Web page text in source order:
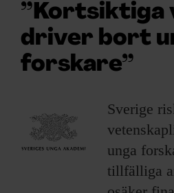
NYHETSBREV
ÄMNEN
LYSSNA/PODD
EVENEMANG & RESOR
”Kortsiktiga
driver bort
forskare”
Sverige
unga
tillfälliga